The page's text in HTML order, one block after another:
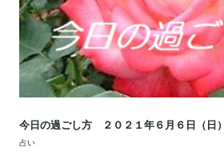
今日の過ごし方 ２０２１年６月６日（日）
占い